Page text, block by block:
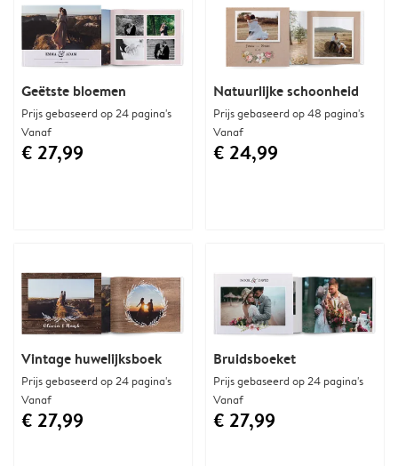
Geëtste bloemen
Prijs gebaseerd op 24 pagina's
Vanaf
€ 27,99
Vintage huwelijksboek
Prijs gebaseerd op 24 pagina's
Vanaf
€ 27,99
Natuurlijke schoonheid
Prijs gebaseerd op 48 pagina's
Vanaf
€ 24,99
Bruidsboeket
Prijs gebaseerd op 24 pagina's
Vanaf
€ 27,99